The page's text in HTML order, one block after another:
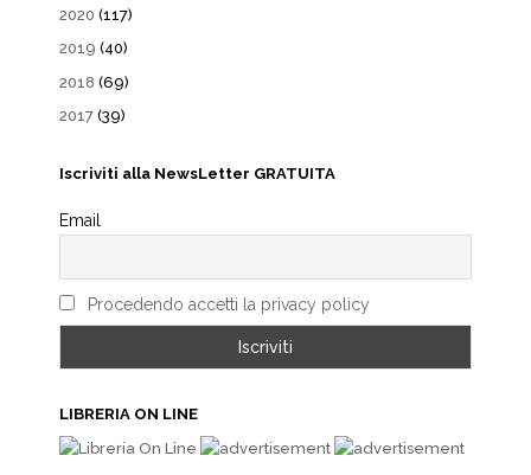
2020 (117)
2019 (40)
2018 (69)
2017 (39)
Iscriviti alla NewsLetter GRATUITA
Email
Procedendo accetti la privacy policy
LIBRERIA ON LINE